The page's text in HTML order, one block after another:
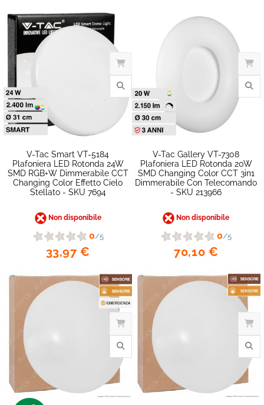
V-Tac Smart VT-5184
Plafoniera LED Rotonda 24W
SMD RGB+W Dimmerabile CCT
Changing Color Effetto Cielo
Stellato - SKU 7694
Non disponibile
0/5
33,97 €
V-Tac Gallery VT-7308
Plafoniera LED Rotonda 20W
SMD Changing Color CCT 3in1
Dimmerabile Con Telecomando
- SKU 213966
Non disponibile
0/5
70,10 €